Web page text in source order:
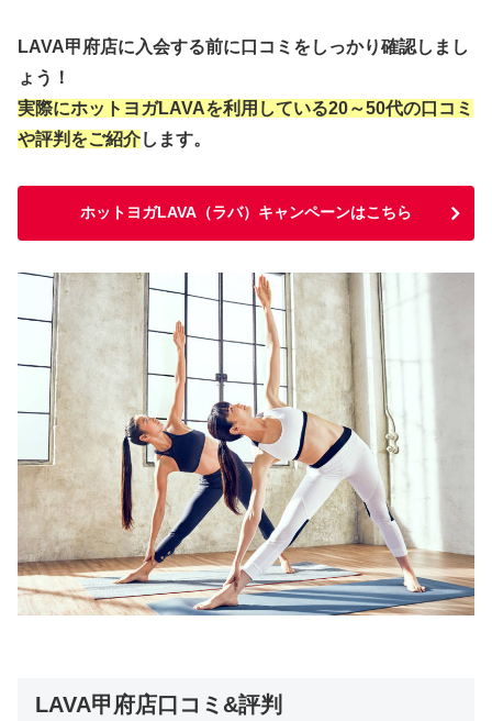
LAVA甲府店に入会する前に口コミをしっかり確認しまし
ょう！
実際にホットヨガLAVAを利用している20～50代の口コミ
や評判をご紹介します。
ホットヨガLAVA（ラバ）キャンペーンはこちら
LAVA甲府店口コミ&評判